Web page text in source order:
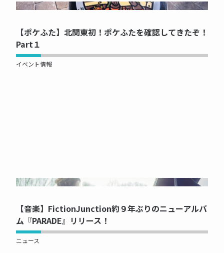
NOW PRINTING...
【ポケふた】北関東初！ポケふたを確認してきたぞ！
Part１
イベント情報
NOW PRINTING...
【音楽】FictionJunction約９年ぶりのニューアルバ
ム『PARADE』リリース！
ニュース